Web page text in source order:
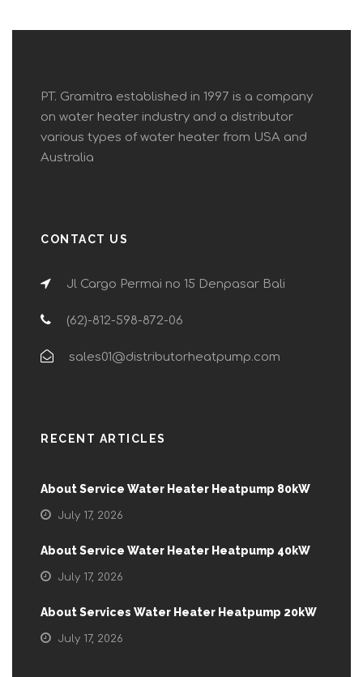
PT. Gramitra established in 1997 is a company
on water heater industry and a distributor
various types of water heater from USA and
Australia
CONTACT US
Jl Cargo Permai no 15 Denpasar Bali
(62)-812-598-872-06
sales01@distributorheatpump.com
RECENT ARTICLES
About Service Water Heater Heatpump 80kW
July 17, 2026
About Service Water Heater Heatpump 40kW
July 17, 2026
About Services Water Heater Heatpump 20kW
July 17, 2026